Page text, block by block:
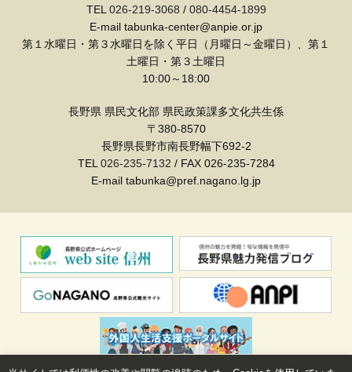
TEL026-219-3068 / 080-4454-1899
E-mail tabunka-center@anpie.or.jp
第１水曜日・第３水曜日を除く平日（月曜日～金曜日）、第１
土曜日・第３土曜日
10:00～18:00
長野県 県民文化部 県民政策課多文化共生係
〒380-8570
長野県長野市南長野幅下692-2
TEL026-235-7132 / FAX 026-235-7284
E-mail tabunka@pref.nagano.lg.jp